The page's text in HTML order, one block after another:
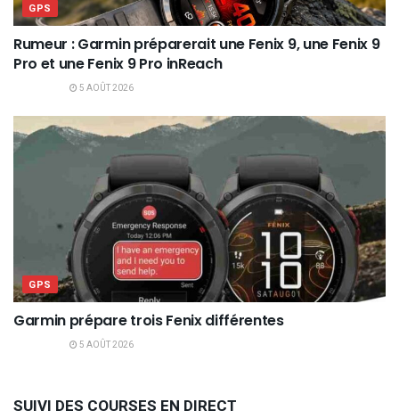
GPS
Rumeur : Garmin préparerait une Fenix 9, une Fenix 9
Pro et une Fenix 9 Pro inReach
5 AOÛT 2026
GPS
Garmin prépare trois Fenix différentes
5 AOÛT 2026
SUIVI DES COURSES EN DIRECT